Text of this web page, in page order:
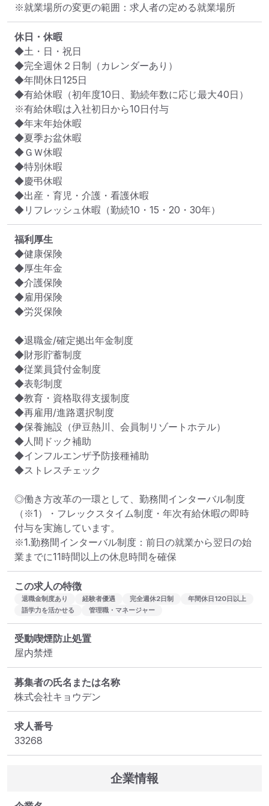
※就業場所の変更の範囲：求人者の定める就業場所
休日・休暇
◆土・日・祝日
◆完全週休２日制（カレンダーあり）
◆年間休日125日
◆有給休暇（初年度10日、勤続年数に応じ最大40日）
※有給休暇は入社初日から10日付与
◆年末年始休暇
◆夏季お盆休暇
◆ＧＷ休暇
◆特別休暇
◆慶弔休暇
◆出産・育児・介護・看護休暇
◆リフレッシュ休暇（勤続10・15・20・30年）
福利厚生
◆健康保険
◆厚生年金
◆介護保険
◆雇用保険
◆労災保険
◆退職金/確定拠出年金制度
◆財形貯蓄制度
◆従業員貸付金制度
◆表彰制度
◆教育・資格取得支援制度
◆再雇用/進路選択制度
◆保養施設（伊豆熱川、会員制リゾートホテル）
◆人間ドック補助
◆インフルエンザ予防接種補助
◆ストレスチェック
◎働き方改革の一環として、勤務間インターバル制度
（※1）・フレックスタイム制度・年次有給休暇の即時
付与を実施しています。
※1.勤務間インターバル制度：前日の就業から翌日の始
業までに11時間以上の休息時間を確保
この求人の特徴
退職金制度あり 経験者優遇 完全週休2日制
年間休日120日以上
語学力を活かせる
管理職・マネージャー
受動喫煙防止処置
屋内禁煙
募集者の氏名または名称
株式会社キョウデン
求人番号
33268
企業情報